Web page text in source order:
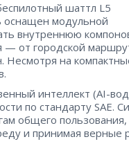
шаттл L5
оснащен модульной
внутреннюю
— от городской
Несмотря на
интеллект (AI-
по стандарту SAE.
общего пользования,
и принимая верные